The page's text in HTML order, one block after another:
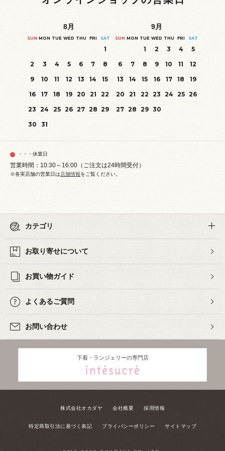
8月
SUN MON TUE WED THU FRI SAT
1
2
3 4 5 6 7
8
9
10 11 12 13 14
15
16
17 18 19 20 21
22
23 24 25 26 27 28 29
30
31
9月
SUN MON TUE WED THU FRI SAT
1 2 3 4
5
6
7 8 9 10 11
12
13
14 15 16 17 18
19
20
21 22 23 24 25 26
27 28 29 30
・・・休業日
営業時間：10:30～16:00（ご注文は24時間受付）
※各実店舗の営業日は店舗情報をご覧ください。
カテゴリ
お取り寄せについて
お買い物ガイド
よくあるご質問
お問い合わせ
下着・ランジェリーの専門店
株式会社オカダヤ 会社概要 採用情報
特定商取引法に基づく表記 プライバシーポリシー サイトマップ